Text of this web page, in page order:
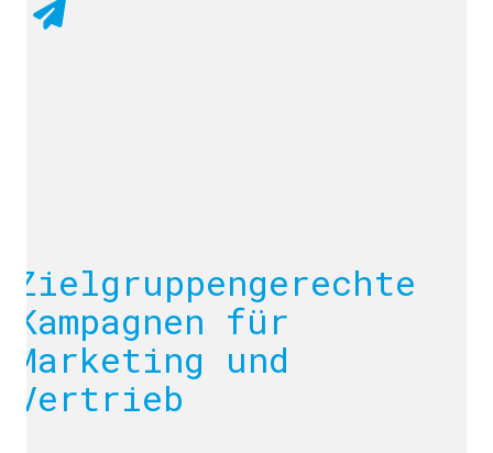
Zielgruppengerechte
Kampagnen für
Marketing und
Vertrieb